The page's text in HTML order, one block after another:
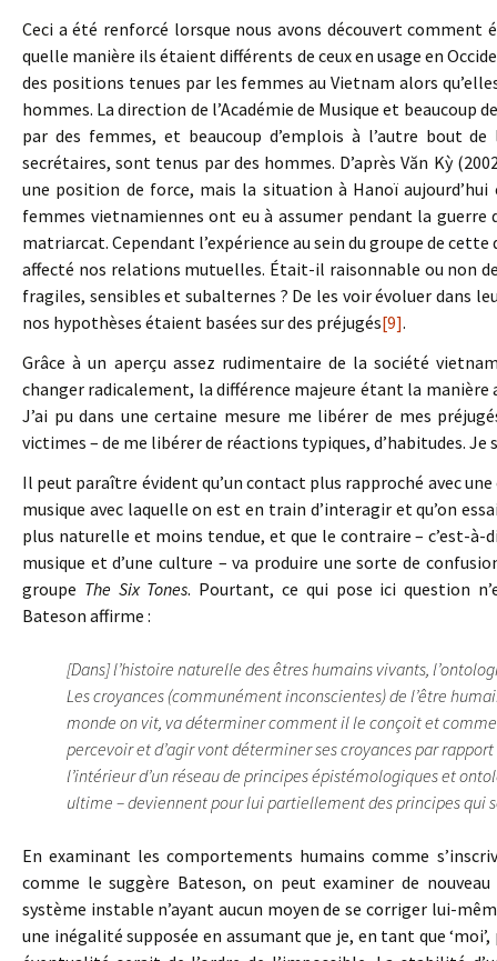
Ceci a été renforcé lorsque nous avons découvert
quelle manière ils étaient différents de ceux en usage en
des positions tenues par les femmes au Vietnam alors
hommes. La direction de l’Académie de Musique et
par des femmes, et beaucoup d’emplois à l’autre bout
secrétaires, sont tenus par des hommes. D’après Văn Kỳ
une position de force, mais la situation à Hanoï
femmes vietnamiennes ont eu à assumer pendant la
matriarcat. Cependant l’expérience au sein du groupe de
affecté nos relations mutuelles. Était-il raisonnable ou non
fragiles, sensibles et subalternes ? De les voir évoluer dans
nos hypothèses étaient basées sur des préjugés[9].
Grâce à un aperçu assez rudimentaire de la société
changer radicalement, la différence majeure étant la manière
J’ai pu dans une certaine mesure me libérer de mes
victimes – de me libérer de réactions typiques, d’habitudes. Je
Il peut paraître évident qu’un contact plus rapproché avec
musique avec laquelle on est en train d’interagir et qu’on
plus naturelle et moins tendue, et que le contraire – c’est-à-
musique et d’une culture – va produire une sorte de
groupe The Six Tones. Pourtant, ce qui pose ici question
Bateson affirme :
[Dans] l’histoire naturelle des êtres humains vivants,
Les croyances (communément inconscientes) de l’être
monde on vit, va déterminer comment il le conçoit et
percevoir et d’agir vont déterminer ses croyances par
l’intérieur d’un réseau de principes épistémologiques et
ultime – deviennent pour lui partiellement des principes qui
En examinant les comportements humains comme
comme le suggère Bateson, on peut examiner de
système instable n’ayant aucun moyen de se corriger lui-
une inégalité supposée en assumant que je, en tant que